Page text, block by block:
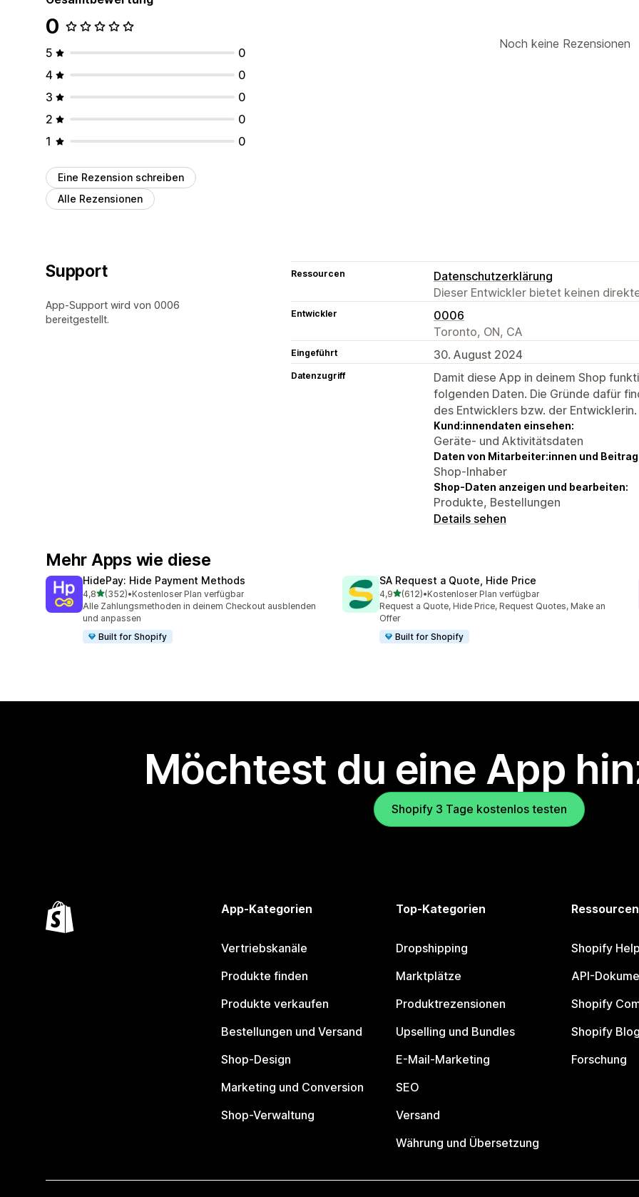
0
5
0
4
0
3
0
2
0
1
0
Eine Rezension schreiben
Alle Rezensionen
Noch keine Rezensionen
Support
App-Support wird von 0006
bereitgestellt.
Ressourcen
Datenschutzerklärung
Dieser Entwickler bietet keinen
Entwickler
0006
Toronto, ON, CA
Eingeführt 30. August 2024
Datenzugriff
Damit diese App in deinem Shop
folgenden Daten. Die Gründe dafür
des Entwicklers bzw. der Entwicklerin.
Kund:innendaten einsehen:
Geräte- und Aktivitätsdaten
Daten von Mitarbeiter:innen und
Shop-Inhaber
Shop-Daten anzeigen und bearbeiten:
Produkte, Bestellungen
Details sehen
Mehr Apps wie diese
HidePay: Hide Payment Methods
4,8von 5 Sternen
(352)
352 Rezensionen insgesamt
•Kostenloser Plan verfügbar
Alle Zahlungsmethoden in deinem Checkout ausblenden
und anpassen
Built for Shopify
SA Request a Quote, Hide Price
4,9von 5 Sternen
(612)
612 Rezensionen insgesamt
•Kostenloser Plan verfügbar
Request a Quote, Hide Price, Request Quotes, Make an
Offer
Built for Shopify
Möchtest du eine App
Shopify 3 Tage kostenlos testen
App-Kategorien
Vertriebskanäle
Produkte finden
Produkte verkaufen
Bestellungen und Versand
Shop-Design
Marketing und Conversion
Shop-Verwaltung
Top-Kategorien
Dropshipping
Marktplätze
Produktrezensionen
Upselling und Bundles
E-Mail-Marketing
SEO
Versand
Währung und Übersetzung
Ressourcen
Shopify
API-
Shopify
Shopify Blog
Forschung